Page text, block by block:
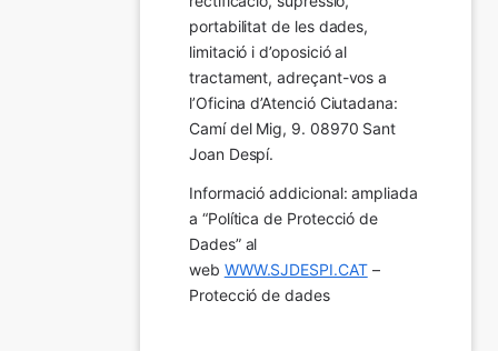
portabilitat de les dades,
limitació i d’oposició al
tractament, adreçant-vos a
l’Oficina d’Atenció Ciutadana:
Camí del Mig, 9. 08970 Sant
Joan Despí.
Informació addicional: ampliada
a “Política de Protecció de
Dades” al
web WWW.SJDESPI.CAT –
Protecció de dades